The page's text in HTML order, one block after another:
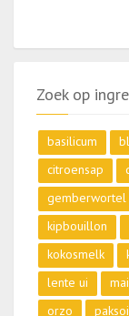
Zoek op
basilicum
citroensap
gemberwortel
kipbouillon
kokosmelk
lente ui
orzo
paksoi